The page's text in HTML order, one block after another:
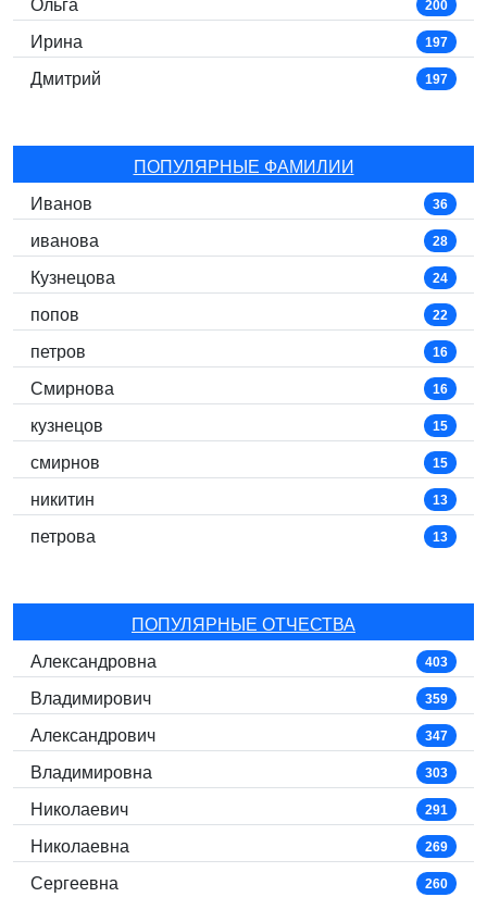
Ольга 200
Ирина 197
Дмитрий 197
ПОПУЛЯРНЫЕ ФАМИЛИИ
Иванов
36
иванова 28
Кузнецова 24
попов 22
петров 16
Смирнова 16
кузнецов 15
смирнов 15
никитин 13
петрова 13
ПОПУЛЯРНЫЕ ОТЧЕСТВА
Александровна
403
Владимирович 359
Александрович 347
Владимировна 303
Николаевич 291
Николаевна 269
Сергеевна 260